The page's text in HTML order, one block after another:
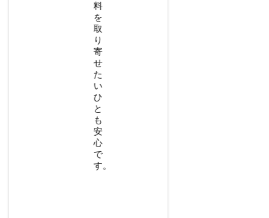
料
を
取
り
寄
せ
た
い
ひ
と
も
安
心
で
す。